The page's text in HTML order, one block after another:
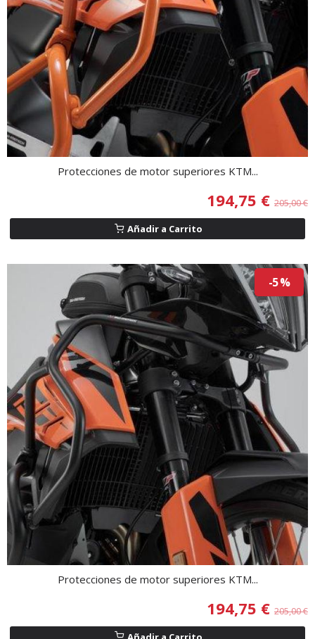
Protecciones de motor superiores KTM...
194,75 € 205,00 €
Añadir a Carrito
-5 %
Protecciones de motor superiores KTM...
194,75 € 205,00 €